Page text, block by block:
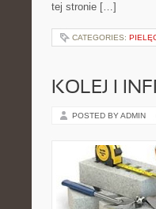
tej stronie […]
CATEGORIES:
KOLEJ I
POSTED BY ADMIN